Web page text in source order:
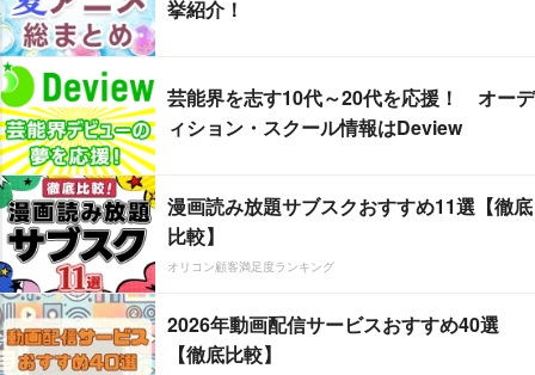
挙紹介！
芸能界を志す10代～20代を応援！ オーデ
ィション・スクール情報はDeview
漫画読み放題サブスクおすすめ11選【徹底
比較】
オリコン顧客満足度ランキング
2026年動画配信サービスおすすめ40選
【徹底比較】